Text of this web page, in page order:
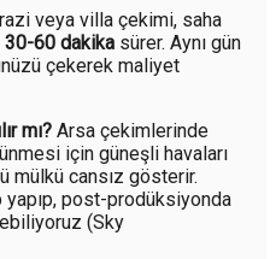
veya villa çekimi, saha
30-60 dakika sürer. Aynı gün
çekerek maliyet
mı? Arsa çekimlerinde
için güneşli havaları
mülkü cansız gösterir.
post-prodüksiyonda
(Sky